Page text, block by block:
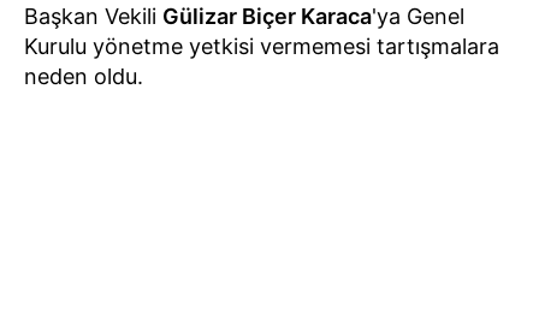
Başkan Vekili Gülizar Biçer Karaca'ya Genel
Kurulu yönetme yetkisi vermemesi tartışmalara
neden oldu.